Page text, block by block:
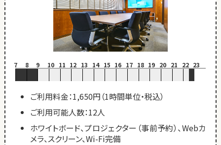
7 8 9 10 11 12 13 14 15 16 17 18 19 20 21 22 23
ご利用料金：1,650円（1時間単位・税込）
ご利用可能人数：12人
ホワイトボード、プロジェクター（事前予約）、Webカ
メラ、スクリーン、Wi-Fi完備